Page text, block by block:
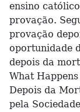
ensino
provação.
provação
oportunidade
depois da
What
Depois da
pela